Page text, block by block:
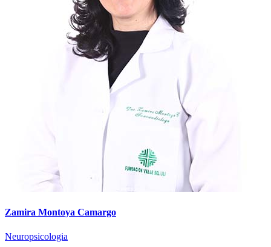
Zamira Montoya Camargo
Neuropsicologia